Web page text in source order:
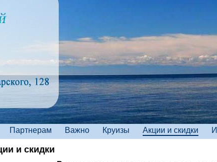
Партнерам Важно Круизы Акции и скидки
и скидки